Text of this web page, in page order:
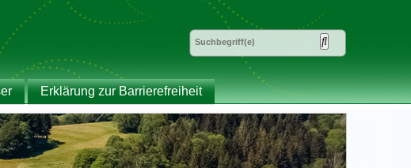
Erklärung zur Barrierefreiheit